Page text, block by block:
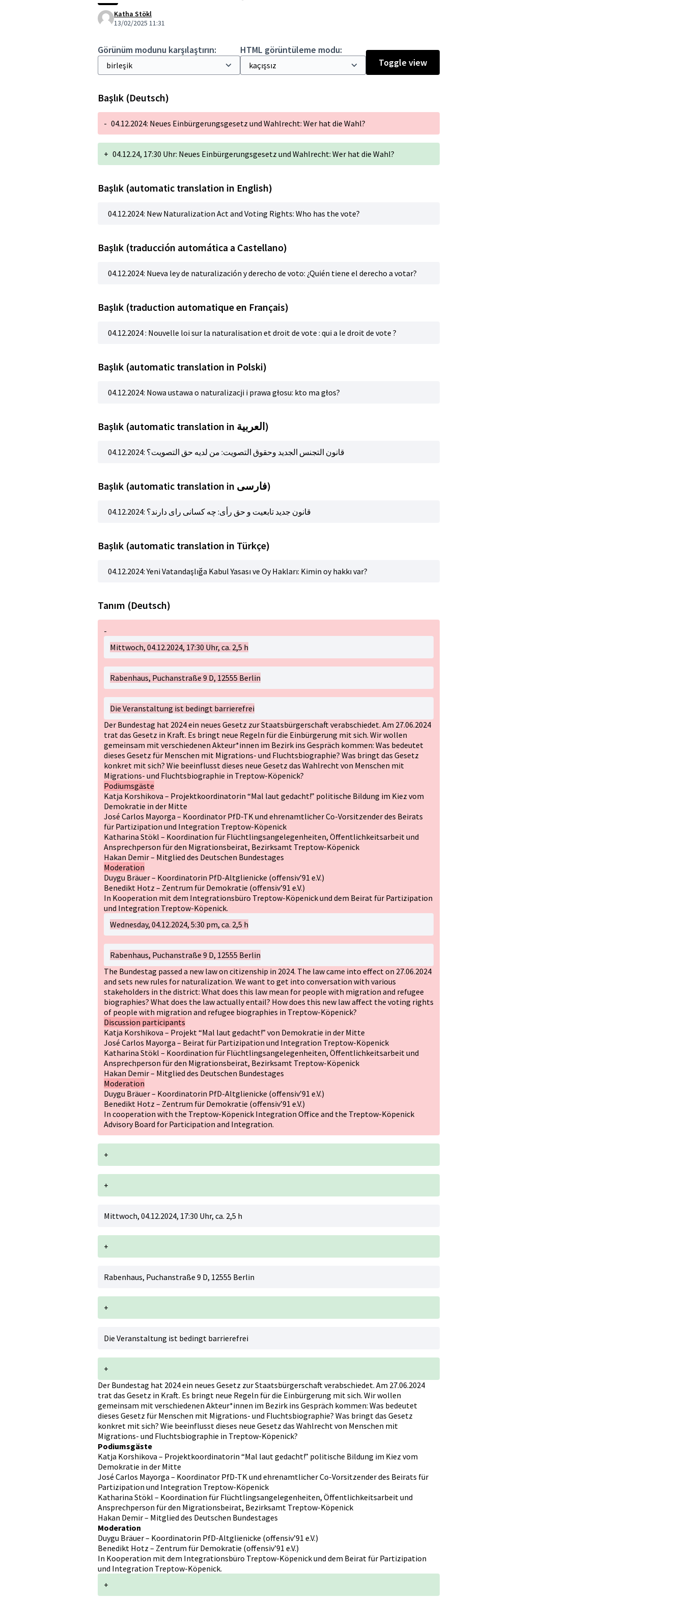
Katha Stökl
13/02/2025 11:31
Görünüm modunu karşılaştırın:
HTML görüntüleme modu:
Toggle view
Başlık (Deutsch)
- 04.12.2024: Neues Einbürgerungsgesetz und Wahlrecht: Wer hat die Wahl?
+ 04.12.24, 17:30 Uhr: Neues Einbürgerungsgesetz und Wahlrecht: Wer hat die Wahl?
Başlık (automatic translation in English)
04.12.2024: New Naturalization Act and Voting Rights: Who has the vote?
Başlık (traducción automática a Castellano)
04.12.2024: Nueva ley de naturalización y derecho de voto: ¿Quién tiene el derecho a votar?
Başlık (traduction automatique en Français)
04.12.2024 : Nouvelle loi sur la naturalisation et droit de vote : qui a le droit de vote ?
Başlık (automatic translation in Polski)
04.12.2024: Nowa ustawa o naturalizacji i prawa głosu: kto ma głos?
Başlık (automatic translation in العربية)
04.12.2024: قانون التجنس الجديد وحقوق التصويت: من لديه حق التصويت؟
Başlık (automatic translation in فارسی)
04.12.2024: قانون جدید تابعیت و حق رأی: چه کسانی رای دارند؟
Başlık (automatic translation in Türkçe)
04.12.2024: Yeni Vatandaşlığa Kabul Yasası ve Oy Hakları: Kimin oy hakkı var?
Tanım (Deutsch)
-
Mittwoch, 04.12.2024, 17:30 Uhr, ca. 2,5 h
Rabenhaus, Puchanstraße 9 D, 12555 Berlin
Die Veranstaltung ist bedingt barrierefrei
Der Bundestag hat 2024 ein neues Gesetz zur Staatsbürgerschaft verabschiedet. Am 27.06.2024
trat das Gesetz in Kraft. Es bringt neue Regeln für die Einbürgerung mit sich. Wir wollen
gemeinsam mit verschiedenen Akteur*innen im Bezirk ins Gespräch kommen: Was bedeutet
dieses Gesetz für Menschen mit Migrations- und Fluchtsbiographie? Was bringt das Gesetz
konkret mit sich? Wie beeinflusst dieses neue Gesetz das Wahlrecht von Menschen mit
Migrations- und Fluchtsbiographie in Treptow-Köpenick?
Podiumsgäste
Katja Korshikova – Projektkoordinatorin “Mal laut gedacht!” politische Bildung im Kiez vom
Demokratie in der Mitte
José Carlos Mayorga – Koordinator PfD-TK und ehrenamtlicher Co-Vorsitzender des Beirats
für Partizipation und Integration Treptow-Köpenick
Katharina Stökl – Koordination für Flüchtlingsangelegenheiten, Öffentlichkeitsarbeit und
Ansprechperson für den Migrationsbeirat, Bezirksamt Treptow-Köpenick
Hakan Demir – Mitglied des Deutschen Bundestages
Moderation
Duygu Bräuer – Koordinatorin PfD-Altglienicke (offensiv’91 e.V.)
Benedikt Hotz – Zentrum für Demokratie (offensiv’91 e.V.)
In Kooperation mit dem Integrationsbüro Treptow-Köpenick und dem Beirat für Partizipation
und Integration Treptow-Köpenick.
Wednesday, 04.12.2024, 5:30 pm, ca. 2,5 h
Rabenhaus, Puchanstraße 9 D, 12555 Berlin
The Bundestag passed a new law on citizenship in 2024. The law came into effect on 27.06.2024
and sets new rules for naturalization. We want to get into conversation with various
stakeholders in the district: What does this law mean for people with migration and refugee
biographies? What does the law actually entail? How does this new law affect the voting rights
of people with migration and refugee biographies in Treptow-Köpenick?
Discussion participants
Katja Korshikova – Projekt “Mal laut gedacht!” von Demokratie in der Mitte
José Carlos Mayorga – Beirat für Partizipation und Integration Treptow-Köpenick
Katharina Stökl – Koordination für Flüchtlingsangelegenheiten, Öffentlichkeitsarbeit und
Ansprechperson für den Migrationsbeirat, Bezirksamt Treptow-Köpenick
Hakan Demir – Mitglied des Deutschen Bundestages
Moderation
Duygu Bräuer – Koordinatorin PfD-Altglienicke (offensiv’91 e.V.)
Benedikt Hotz – Zentrum für Demokratie (offensiv’91 e.V.)
In cooperation with the Treptow-Köpenick Integration Office and the Treptow-Köpenick
Advisory Board for Participation and Integration.
+
+
Mittwoch, 04.12.2024, 17:30 Uhr, ca. 2,5 h
+
Rabenhaus, Puchanstraße 9 D, 12555 Berlin
+
Die Veranstaltung ist bedingt barrierefrei
+
Der Bundestag hat 2024 ein neues Gesetz zur Staatsbürgerschaft verabschiedet. Am 27.06.2024
trat das Gesetz in Kraft. Es bringt neue Regeln für die Einbürgerung mit sich. Wir wollen
gemeinsam mit verschiedenen Akteur*innen im Bezirk ins Gespräch kommen: Was bedeutet
dieses Gesetz für Menschen mit Migrations- und Fluchtsbiographie? Was bringt das Gesetz
konkret mit sich? Wie beeinflusst dieses neue Gesetz das Wahlrecht von Menschen mit
Migrations- und Fluchtsbiographie in Treptow-Köpenick?
Podiumsgäste
Katja Korshikova – Projektkoordinatorin “Mal laut gedacht!” politische Bildung im Kiez vom
Demokratie in der Mitte
José Carlos Mayorga – Koordinator PfD-TK und ehrenamtlicher Co-Vorsitzender des Beirats für
Partizipation und Integration Treptow-Köpenick
Katharina Stökl – Koordination für Flüchtlingsangelegenheiten, Öffentlichkeitsarbeit und
Ansprechperson für den Migrationsbeirat, Bezirksamt Treptow-Köpenick
Hakan Demir – Mitglied des Deutschen Bundestages
Moderation
Duygu Bräuer – Koordinatorin PfD-Altglienicke (offensiv’91 e.V.)
Benedikt Hotz – Zentrum für Demokratie (offensiv’91 e.V.)
In Kooperation mit dem Integrationsbüro Treptow-Köpenick und dem Beirat für Partizipation
und Integration Treptow-Köpenick.
+